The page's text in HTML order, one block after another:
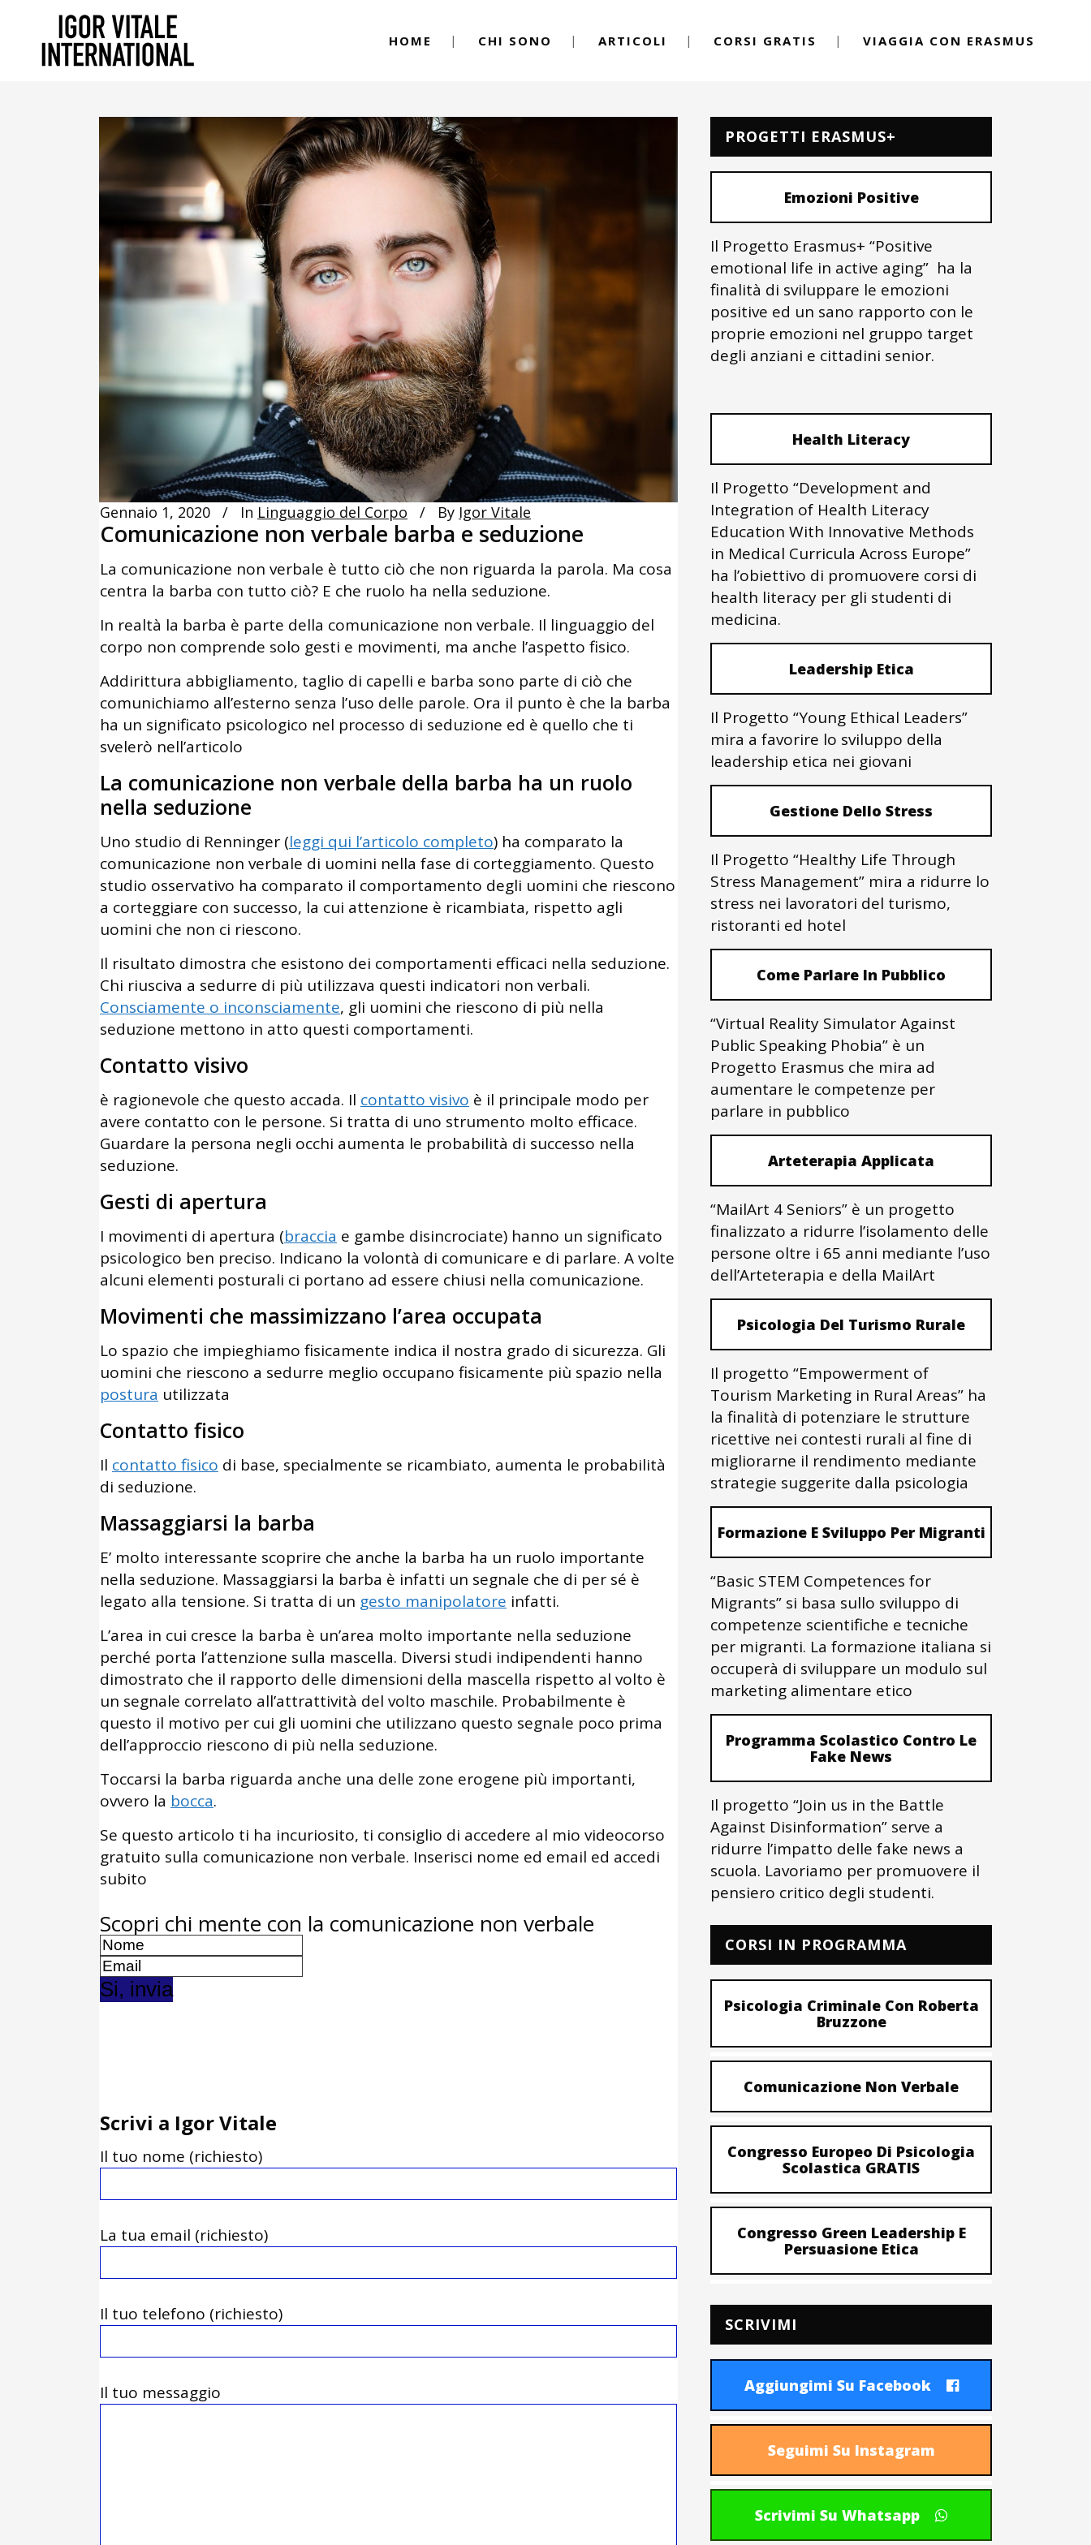
HOME CHI SONO ARTICOLI CORSI GRATIS VIAGGIA CON ERASMUS
Gennaio 1, 2020 In Linguaggio del Corpo By Igor Vitale
Comunicazione non verbale barba e seduzione
La comunicazione non verbale è tutto ciò che non riguarda la parola. Ma cosa
centra la barba con tutto ciò? E che ruolo ha nella seduzione.
In realtà la barba è parte della comunicazione non verbale. Il linguaggio del
corpo non comprende solo gesti e movimenti, ma anche l’aspetto fisico.
Addirittura abbigliamento, taglio di capelli e barba sono parte di ciò che
comunichiamo all’esterno senza l’uso delle parole. Ora il punto è che la barba
ha un significato psicologico nel processo di seduzione ed è quello che ti
svelerò nell’articolo
La comunicazione non verbale della barba ha un ruolo
nella seduzione
Uno studio di Renninger (leggi qui l’articolo completo) ha comparato la
comunicazione non verbale di uomini nella fase di corteggiamento. Questo
studio osservativo ha comparato il comportamento degli uomini che riescono
a corteggiare con successo, la cui attenzione è ricambiata, rispetto agli
uomini che non ci riescono.
Il risultato dimostra che esistono dei comportamenti efficaci nella seduzione.
Chi riusciva a sedurre di più utilizzava questi indicatori non verbali.
Consciamente o inconsciamente, gli uomini che riescono di più nella
seduzione mettono in atto questi comportamenti.
Contatto visivo
è ragionevole che questo accada. Il contatto visivo è il principale modo per
avere contatto con le persone. Si tratta di uno strumento molto efficace.
Guardare la persona negli occhi aumenta le probabilità di successo nella
seduzione.
Gesti di apertura
I movimenti di apertura (braccia e gambe disincrociate) hanno un significato
psicologico ben preciso. Indicano la volontà di comunicare e di parlare. A volte
alcuni elementi posturali ci portano ad essere chiusi nella comunicazione.
Movimenti che massimizzano l’area occupata
Lo spazio che impieghiamo fisicamente indica il nostra grado di sicurezza. Gli
uomini che riescono a sedurre meglio occupano fisicamente più spazio nella
postura utilizzata
Contatto fisico
Il contatto fisico di base, specialmente se ricambiato, aumenta le probabilità
di seduzione.
Massaggiarsi la barba
E’ molto interessante scoprire che anche la barba ha un ruolo importante
nella seduzione. Massaggiarsi la barba è infatti un segnale che di per sé è
legato alla tensione. Si tratta di un gesto manipolatore infatti.
L’area in cui cresce la barba è un’area molto importante nella seduzione
perché porta l’attenzione sulla mascella. Diversi studi indipendenti hanno
dimostrato che il rapporto delle dimensioni della mascella rispetto al volto è
un segnale correlato all’attrattività del volto maschile. Probabilmente è
questo il motivo per cui gli uomini che utilizzano questo segnale poco prima
dell’approccio riescono di più nella seduzione.
Toccarsi la barba riguarda anche una delle zone erogene più importanti,
ovvero la bocca.
Se questo articolo ti ha incuriosito, ti consiglio di accedere al mio videocorso
gratuito sulla comunicazione non verbale. Inserisci nome ed email ed accedi
subito
​Scopri chi mente con la comunicazione non verbale
​S​i, invia
Scrivi a Igor Vitale
Il tuo nome (richiesto)
La tua email (richiesto)
Il tuo telefono (richiesto)
Il tuo messaggio
PROGETTI ERASMUS+
Emozioni Positive
Il Progetto Erasmus+ “Positive
emotional life in active aging” ha la
finalità di sviluppare le emozioni
positive ed un sano rapporto con le
proprie emozioni nel gruppo target
degli anziani e cittadini senior.
Health Literacy
Il Progetto “Development and
Integration of Health Literacy
Education With Innovative Methods
in Medical Curricula Across Europe”
ha l’obiettivo di promuovere corsi di
health literacy per gli studenti di
medicina.
Leadership Etica
Il Progetto “Young Ethical Leaders”
mira a favorire lo sviluppo della
leadership etica nei giovani
Gestione Dello Stress
Il Progetto “Healthy Life Through
Stress Management” mira a ridurre lo
stress nei lavoratori del turismo,
ristoranti ed hotel
Come Parlare In Pubblico
“Virtual Reality Simulator Against
Public Speaking Phobia” è un
Progetto Erasmus che mira ad
aumentare le competenze per
parlare in pubblico
Arteterapia Applicata
“MailArt 4 Seniors” è un progetto
finalizzato a ridurre l’isolamento delle
persone oltre i 65 anni mediante l’uso
dell’Arteterapia e della MailArt
Psicologia Del Turismo Rurale
Il progetto “Empowerment of
Tourism Marketing in Rural Areas” ha
la finalità di potenziare le strutture
ricettive nei contesti rurali al fine di
migliorarne il rendimento mediante
strategie suggerite dalla psicologia
Formazione E Sviluppo Per Migranti
“Basic STEM Competences for
Migrants” si basa sullo sviluppo di
competenze scientifiche e tecniche
per migranti. La formazione italiana si
occuperà di sviluppare un modulo sul
marketing alimentare etico
Programma Scolastico Contro Le
Fake News
Il progetto “Join us in the Battle
Against Disinformation” serve a
ridurre l’impatto delle fake news a
scuola. Lavoriamo per promuovere il
pensiero critico degli studenti.
CORSI IN PROGRAMMA
Psicologia Criminale Con Roberta
Bruzzone
Comunicazione Non Verbale
Congresso Europeo Di Psicologia
Scolastica GRATIS
Congresso Green Leadership E
Persuasione Etica
SCRIVIMI
Aggiungimi Su Facebook
Seguimi Su Instagram
Scrivimi Su Whatsapp